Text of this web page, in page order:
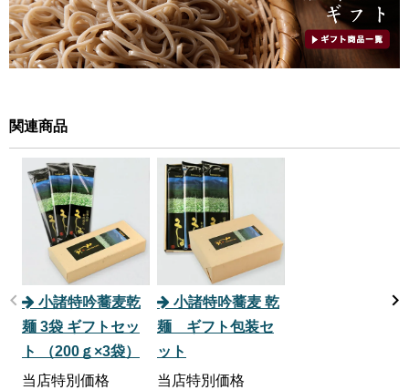
関連商品
小諸特吟蕎麦乾
麺 3袋 ギフトセッ
ト （200ｇ×3袋）
当店特別価格
小諸特吟蕎麦 乾
麺 ギフト包装セ
ット
当店特別価格